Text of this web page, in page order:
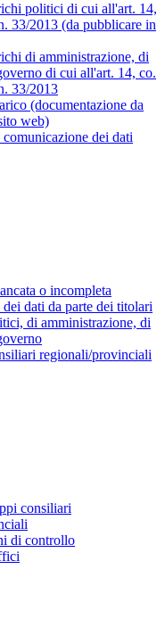
politici di cui all'art. 14,
33/2013 (da pubblicare in
di amministrazione, di
di cui all'art. 14, co.
33/2013
(documentazione da
web)
dei dati
o incompleta
dati da parte dei titolari
di amministrazione, di
regionali/provinciali
consiliari
di controllo